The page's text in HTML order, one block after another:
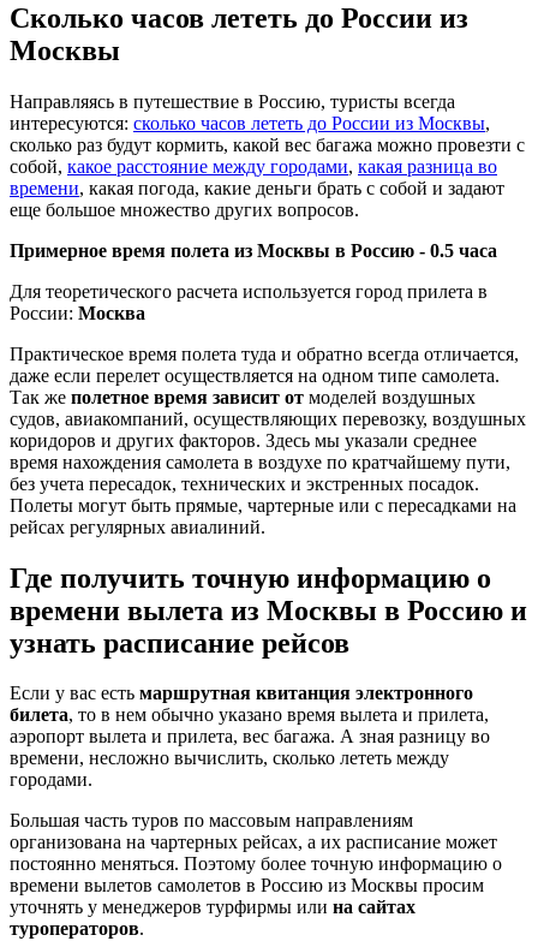
Сколько часов лететь до России из
Москвы
Направляясь в путешествие в Россию, туристы всегда
интересуются: сколько часов лететь до России из Москвы,
сколько раз будут кормить, какой вес багажа можно провезти с
собой, какое расстояние между городами, какая разница во
времени, какая погода, какие деньги брать с собой и задают
еще большое множество других вопросов.
Примерное время полета из Москвы в Россию - 0.5 часа
Для теоретического расчета используется город прилета в
России: Москва
Практическое время полета туда и обратно всегда отличается,
даже если перелет осуществляется на одном типе самолета.
Так же полетное время зависит от моделей воздушных
судов, авиакомпаний, осуществляющих перевозку, воздушных
коридоров и других факторов. Здесь мы указали среднее
время нахождения самолета в воздухе по кратчайшему пути,
без учета пересадок, технических и экстренных посадок.
Полеты могут быть прямые, чартерные или с пересадками на
рейсах регулярных авиалиний.
Где получить точную информацию о
времени вылета из Москвы в Россию и
узнать расписание рейсов
Если у вас есть маршрутная квитанция электронного
билета, то в нем обычно указано время вылета и прилета,
аэропорт вылета и прилета, вес багажа. А зная разницу во
времени, несложно вычислить, сколько лететь между
городами.
Большая часть туров по массовым направлениям
организована на чартерных рейсах, а их расписание может
постоянно меняться. Поэтому более точную информацию о
времени вылетов самолетов в Россию из Москвы просим
уточнять у менеджеров турфирмы или на сайтах
туроператоров.